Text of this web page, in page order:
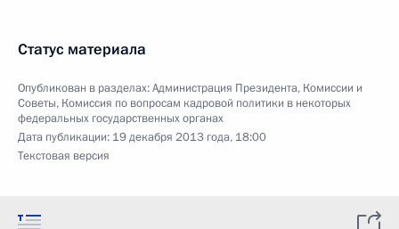
Статус материала
Опубликован в разделах:Администрация Президента, Комиссии и
Советы, Комиссия по вопросам кадровой политики в некоторых
федеральных государственных органах
Дата публикации: 19 декабря 2013 года, 18:00
Текстовая версия